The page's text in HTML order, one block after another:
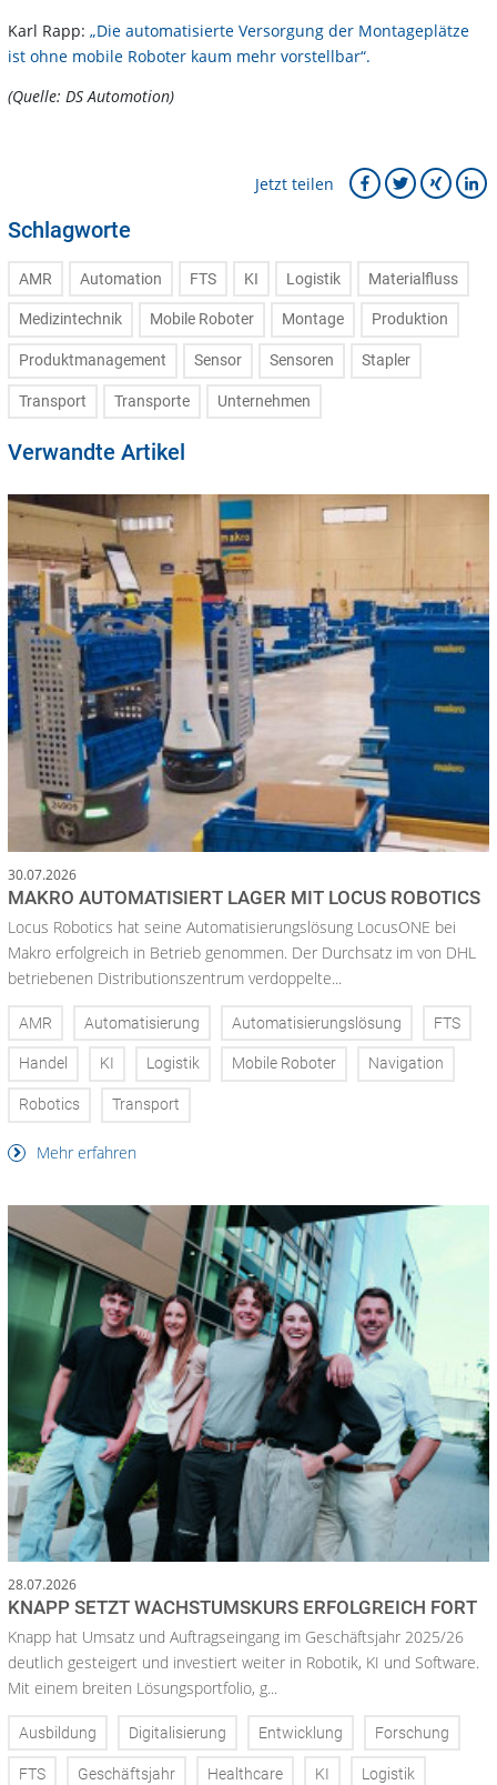
Karl Rapp: „Die automatisierte Versorgung der Montageplätze
ist ohne mobile Roboter kaum mehr vorstellbar“.
(Quelle: DS Automotion)
Jetzt teilen
Schlagworte
AMR Automation FTS KI Logistik Materialfluss
Medizintechnik Mobile Roboter Montage Produktion
Produktmanagement Sensor Sensoren Stapler
Transport Transporte Unternehmen
Verwandte Artikel
30.07.2026
MAKRO AUTOMATISIERT LAGER MIT LOCUS ROBOTICS
Locus Robotics hat seine Automatisierungslösung LocusONE bei
Makro erfolgreich in Betrieb genommen. Der Durchsatz im von DHL
betriebenen Distributionszentrum verdoppelte...
AMR Automatisierung Automatisierungslösung FTS
Handel KI Logistik Mobile Roboter Navigation
Robotics Transport
Mehr erfahren
28.07.2026
KNAPP SETZT WACHSTUMSKURS ERFOLGREICH FORT
Knapp hat Umsatz und Auftragseingang im Geschäftsjahr 2025/26
deutlich gesteigert und investiert weiter in Robotik, KI und Software.
Mit einem breiten Lösungsportfolio, g...
Ausbildung Digitalisierung Entwicklung Forschung
FTS Geschäftsjahr Healthcare KI Logistik